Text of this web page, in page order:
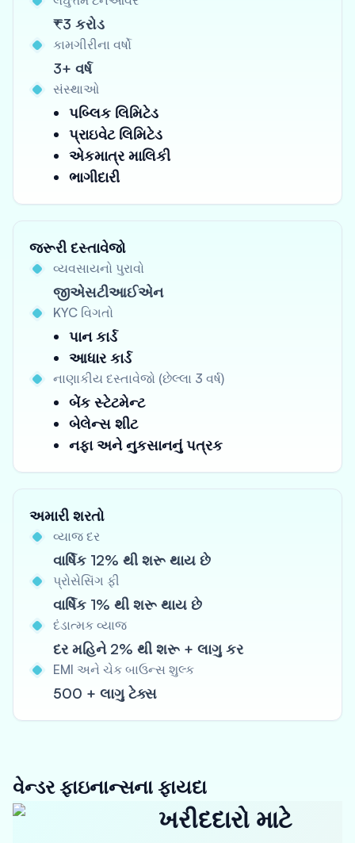
₹3 કરોડ
કામગીરીના વર્ષો
3+ વર્ષ
સંસ્થાઓ
પબ્લિક લિમિટેડ
પ્રાઇવેટ લિમિટેડ
એકમાત્ર માલિકી
ભાગીદારી
જરૂરી દસ્તાવેજો
વ્યવસાયનો પુરાવો
જીએસટીઆઈએન
KYC વિગતો
પાન કાર્ડ
આધાર કાર્ડ
નાણાકીય દસ્તાવેજો (છેલ્લા 3 વર્ષ)
બેંક સ્ટેટમેન્ટ
બેલેન્સ શીટ
નફા અને નુકસાનનું પત્રક
અમારી શરતો
વ્યાજ દર
વાર્ષિક 12% થી શરૂ થાય છે
પ્રોસેસિંગ ફી
વાર્ષિક 1% થી શરૂ થાય છે
દંડાત્મક વ્યાજ
દર મહિને 2% થી શરૂ + લાગુ કર
EMI અને ચેક બાઉન્સ શુલ્ક
500 + લાગુ ટેક્સ
વેન્ડર ફાઇનાન્સના ફાયદા
ખરીદદારો માટે